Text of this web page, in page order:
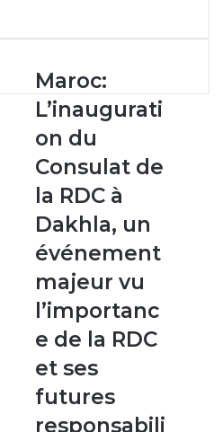
Maroc:
L’inauguration
du
Consulat
de
la
RDC
à
Dakhla,
un
événement
majeur
vu
l’importance
de
RDC
et
Maroc:
L’inaugurati
on du
Consulat de
la RDC à
Dakhla, un
événement
majeur vu
l’importanc
e de la RDC
et ses
futures
responsabili